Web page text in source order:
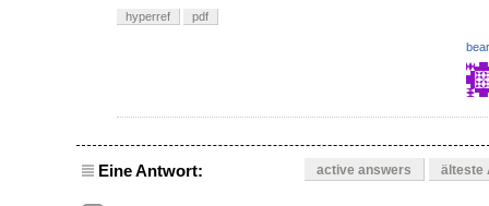
hyperref pdf
Eine Antwort: active answers älteste